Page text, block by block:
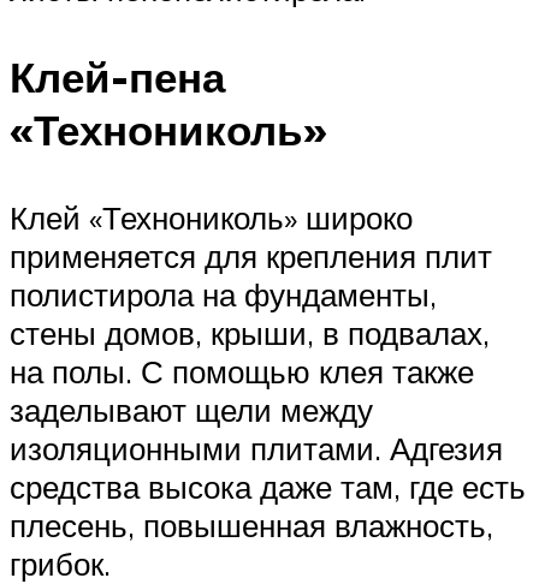
Клей-пена
«Технониколь»
Клей «Технониколь» широко
применяется для крепления плит
полистирола на фундаменты,
стены домов, крыши, в подвалах,
на полы. С помощью клея также
заделывают щели между
изоляционными плитами. Адгезия
средства высока даже там, где есть
плесень, повышенная влажность,
грибок.